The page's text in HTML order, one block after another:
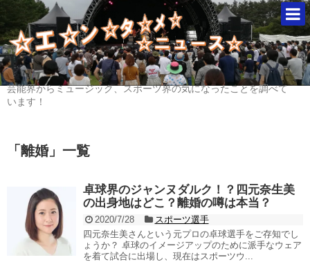
芸能界からミュージック、スポーツ界の気になったことを調べて
います！
「 離婚」 一覧
卓球界のジャンヌダルク！？四元奈生美
の出身地はどこ？離婚の噂は本当？
2020/7/28
スポーツ選手
四元奈生美さんという元プロの卓球選手をご存知でし
ょうか？ 卓球のイメージアップのために派手なウェア
を着て試合に出場し、現在はスポーツウ...